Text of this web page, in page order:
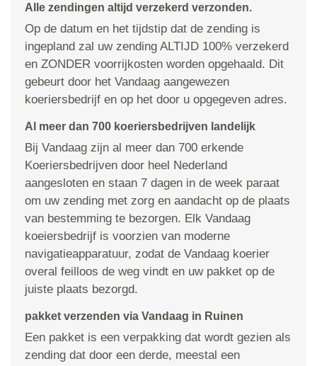
Alle zendingen altijd verzekerd verzonden.
Op de datum en het tijdstip dat de zending is
ingepland zal uw zending ALTIJD 100% verzekerd
en ZONDER voorrijkosten worden opgehaald. Dit
gebeurt door het Vandaag aangewezen
koeriersbedrijf en op het door u opgegeven adres.
Al meer dan 700 koeriersbedrijven landelijk
Bij Vandaag zijn al meer dan 700 erkende
Koeriersbedrijven door heel Nederland
aangesloten en staan 7 dagen in de week paraat
om uw zending met zorg en aandacht op de plaats
van bestemming te bezorgen. Elk Vandaag
koeiersbedrijf is voorzien van moderne
navigatieapparatuur, zodat de Vandaag koerier
overal feilloos de weg vindt en uw pakket op de
juiste plaats bezorgd.
pakket verzenden via Vandaag in Ruinen
Een pakket is een verpakking dat wordt gezien als
zending dat door een derde, meestal een